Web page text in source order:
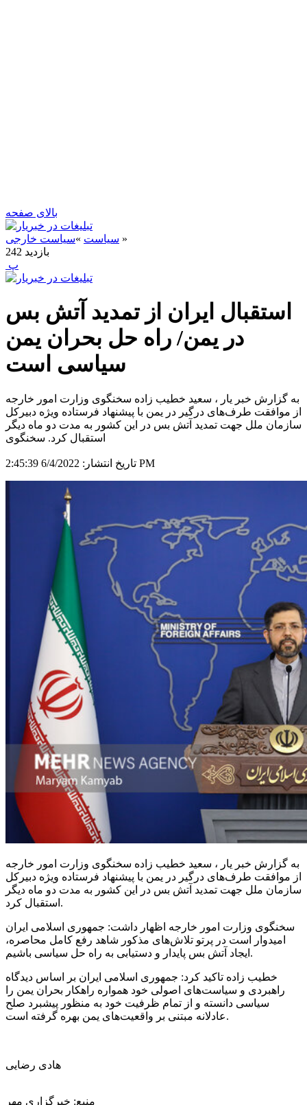
بالای صفحه
سیاست »سیاست خارجی
»
242 بازدید
‍ پ
استقبال ایران از تمدید آتش بس
در یمن/ راه حل بحران یمن
سیاسی است
به گزارش خبر یار ، سعید خطیب زاده سخنگوی وزارت امور خارجه
از موافقت طرف‌های درگیر در یمن با پیشنهاد فرستاده ویژه دبیرکل
سازمان ملل جهت تمدید آتش بس در این کشور به مدت دو ماه دیگر
استقبال کرد. سخنگوی
تاریخ انتشار: 6/4/2022 2:45:39 PM
به گزارش خبر یار ، سعید خطیب زاده سخنگوی وزارت امور خارجه
از موافقت طرف‌های درگیر در یمن با پیشنهاد فرستاده ویژه دبیرکل
سازمان ملل جهت تمدید آتش بس در این کشور به مدت دو ماه دیگر
استقبال کرد.
سخنگوی وزارت امور خارجه اظهار داشت: جمهوری اسلامی ایران
امیدوار است در پرتو تلاش‌های مذکور شاهد رفع کامل محاصره،
ایجاد آتش بس پایدار و دستیابی به راه حل سیاسی باشیم.
خطیب زاده تاکید کرد: جمهوری اسلامی ایران بر اساس دیدگاه
راهبردی و سیاست‌های اصولی خود همواره راهکار بحران یمن را
سیاسی دانسته و از تمام ظرفیت خود به منظور پیشبرد صلح
عادلانه مبتنی بر واقعیت‌های یمن بهره گرفته است.
هادی رضایی
منبع: خبرگزاری مهر